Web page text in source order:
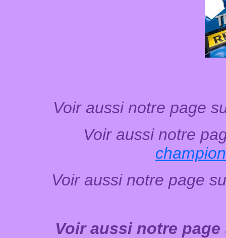
Voir aussi notre page
Voir aussi notre
Voir aussi notre page
Voir aussi notre